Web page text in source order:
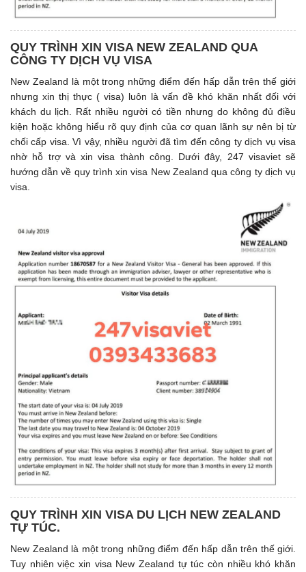
QUY TRÌNH XIN VISA NEW ZEALAND QUA
CÔNG TY DỊCH VỤ VISA
New Zealand là một trong những điểm đến hấp dẫn trên thế giới
nhưng xin thị thực ( visa) luôn là vấn đề khó khăn nhất đối với
khách du lịch. Rất nhiều người có tiền nhưng do không đủ điều
kiện hoặc không hiểu rõ quy định của cơ quan lãnh sự nên bị từ
chối cấp visa. Vì vậy, nhiều người đã tìm đến công ty dịch vụ visa
nhờ hỗ trợ và xin visa thành công. Dưới đây, 247 visaviet sẽ
hướng dẫn về quy trình xin visa New Zealand qua công ty dịch vụ
visa.
QUY TRÌNH XIN VISA DU LỊCH NEW ZEALAND
TỰ TÚC.
New Zealand là một trong những điểm đến hấp dẫn trên thế giới.
Tuy nhiên việc xin visa New Zealand tự túc còn nhiều khó khăn